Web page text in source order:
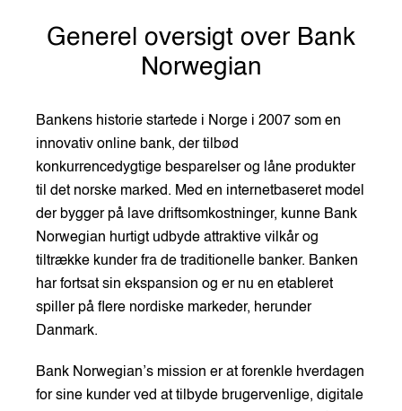
Generel oversigt over Bank
Norwegian
Bankens historie startede i Norge i 2007 som en
innovativ online bank, der tilbød
konkurrencedygtige besparelser og låne produkter
til det norske marked. Med en internetbaseret model
der bygger på lave driftsomkostninger, kunne Bank
Norwegian hurtigt udbyde attraktive vilkår og
tiltrække kunder fra de traditionelle banker. Banken
har fortsat sin ekspansion og er nu en etableret
spiller på flere nordiske markeder, herunder
Danmark.
Bank Norwegian’s mission er at forenkle hverdagen
for sine kunder ved at tilbyde brugervenlige, digitale